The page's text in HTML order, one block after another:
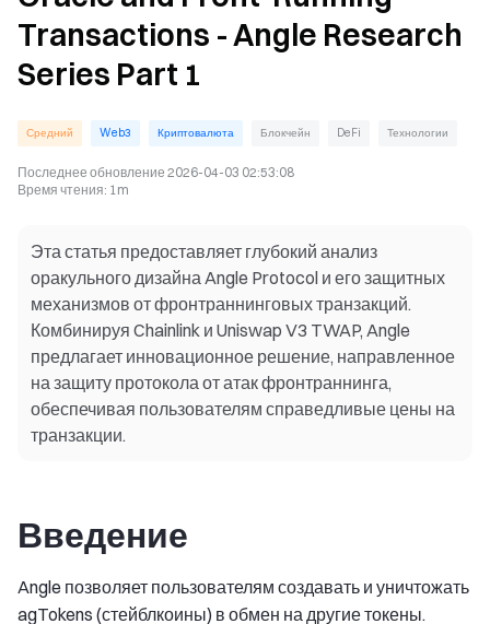
Transactions - Angle Research
Series Part 1
Средний Web3 Криптовалюта Блокчейн DeFi Технологии
Последнее обновление 2026-04-03 02:53:08
Время чтения: 1m
Эта статья предоставляет глубокий анализ
оракульного дизайна Angle Protocol и его защитных
механизмов от фронтраннинговых транзакций.
Комбинируя Chainlink и Uniswap V3 TWAP, Angle
предлагает инновационное решение, направленное
на защиту протокола от атак фронтраннинга,
обеспечивая пользователям справедливые цены на
транзакции.
Введение
Angle позволяет пользователям создавать и уничтожать
agTokens (стейблкоины) в обмен на другие токены.